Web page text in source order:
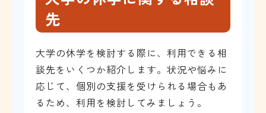
先
大学の休学を検討する際に、利用できる相
談先をいくつか紹介します。状況や悩みに
応じて、個別の支援を受けられる場合もあ
るため、利用を検討してみましょう。